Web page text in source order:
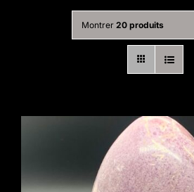
Montrer 20 produits